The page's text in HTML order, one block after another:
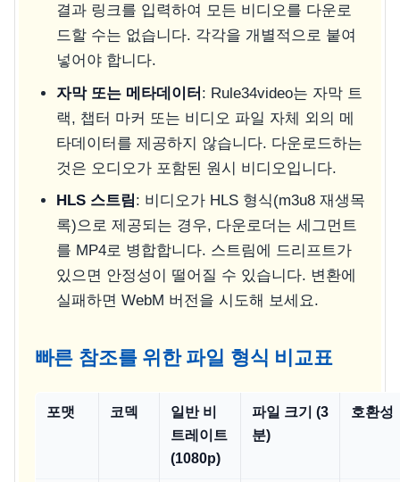
결과 링크를 입력하여 모든 비디오를 다운로
드할 수는 없습니다. 각각을 개별적으로 붙여
넣어야 합니다.
자막 또는 메타데이터 : Rule34video는 자막 트
랙, 챕터 마커 또는 비디오 파일 자체 외의 메
타데이터를 제공하지 않습니다. 다운로드하는
것은 오디오가 포함된 원시 비디오입니다.
HLS 스트림: 비디오가 HLS 형식(m3u8 재생목
록)으로 제공되는 경우, 다운로더는 세그먼트
를 MP4로 병합합니다. 스트림에 드리프트가
있으면 안정성이 떨어질 수 있습니다. 변환에
실패하면 WebM 버전을 시도해 보세요.
빠른 참조를 위한 파일 형식 비교표
포맷 코덱
일반 비
트레이트
(1080p)
파일 크기 (3
분)
호환성